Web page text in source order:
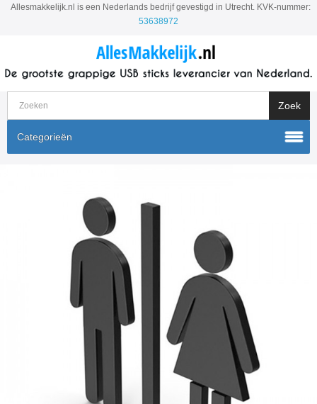
Allesmakkelijk.nl is een Nederlands bedrijf gevestigd in Utrecht. KVK-nummer:
53638972
Categorieën